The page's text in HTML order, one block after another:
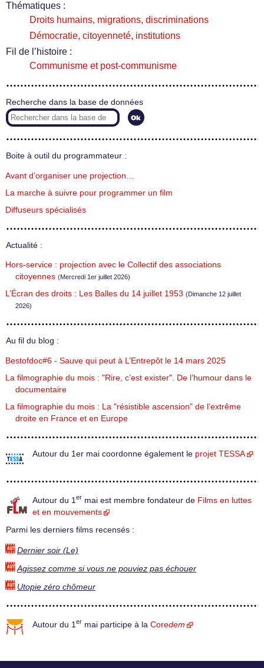
Thématiques :
Droits humains, migrations, discriminations
Démocratie, citoyenneté, institutions
Fil de l’histoire :
Communisme et post-communisme
Recherche dans la base de données
Boite à outil du programmateur :
Avant d’organiser une projection…
La marche à suivre pour programmer un film
Diffuseurs spécialisés
Actualité :
Hors-service : projection avec le Collectif des associations
citoyennes (Mercredi 1er juillet 2026)
L’Écran des droits : Les Balles du 14 juillet 1953 (Dimanche 12 juillet
2026)
Au fil du blog :
Bestofdoc#6 - Sauve qui peut à L’Entrepôt le 14 mars 2025
La filmographie du mois : "Rire, c’est exister". De l’humour dans le
documentaire
La filmographie du mois : La "résistible ascension" de l’extrême
droite en France et en Europe
Autour du 1er mai coordonne également le projet TESSA
Autour du 1 er mai est membre fondateur de Films en luttes
et en mouvements
Parmi les derniers films recensés :
Dernier soir (Le)
Agissez comme si vous ne pouviez pas échouer
Utopie zéro chômeur
Autour du 1 er mai participe à la Coredem